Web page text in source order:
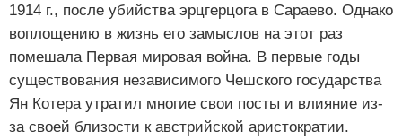
1914 г., после убийства эрцгерцога в Сараево. Однако
воплощению в жизнь его замыслов на этот раз
помешала Первая мировая война. В первые годы
существования независимого Чешского государства
Ян Котера утратил многие свои посты и влияние из-
за своей близости к австрийской аристократии.